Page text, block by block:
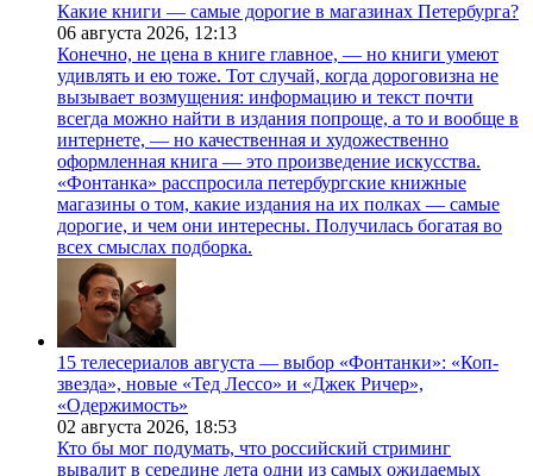
Какие книги — самые дорогие в магазинах Петербурга?
06 августа 2026, 12:13
Конечно, не цена в книге главное, — но книги умеют
удивлять и ею тоже. Тот случай, когда дороговизна не
вызывает возмущения: информацию и текст почти
всегда можно найти в издания попроще, а то и вообще в
интернете, — но качественная и художественно
оформленная книга — это произведение искусства.
«Фонтанка» расспросила петербургские книжные
магазины о том, какие издания на их полках — самые
дорогие, и чем они интересны. Получилась богатая во
всех смыслах подборка.
15 телесериалов августа — выбор «Фонтанки»: «Коп-
звезда», новые «Тед Лессо» и «Джек Ричер»,
«Одержимость»
02 августа 2026, 18:53
Кто бы мог подумать, что российский стриминг
вывалит в середине лета одни из самых ожидаемых